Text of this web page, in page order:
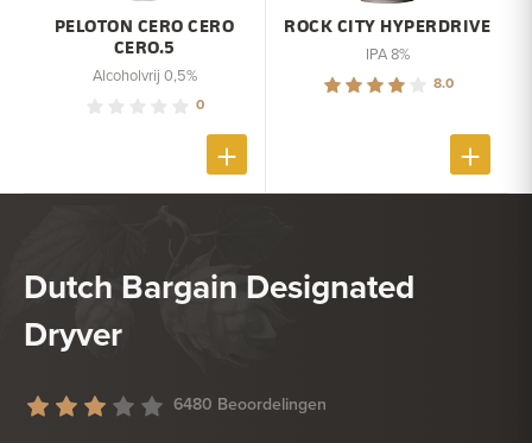
PELOTON CERO CERO
CERO.5
Alcoholvrij 0,5%
0
ROCK CITY HYPERDRIVE
IPA 8%
8.0
Dutch Bargain Designated
Dryver
6480 Beoordelingen